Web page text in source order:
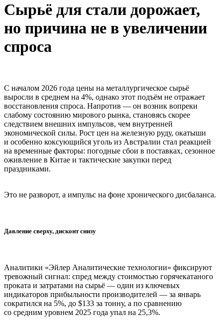
Сырьё для стали дорожает,
но причина не в увеличении
спроса
С началом 2026 года цены на металлургическое сырьё
выросли в среднем на 4%, однако этот подъём не отражает
восстановления спроса. Напротив — он возник вопреки
слабому состоянию мирового рынка, становясь скорее
следствием внешних импульсов, чем внутренней
экономической силы. Рост цен на железную руду, окатыши
и особенно коксующийся уголь из Австралии стал реакцией
на временные факторы: погодные сбои в поставках, сезонное
оживление в Китае и тактические закупки перед
праздниками.
Это не разворот, а импульс на фоне хронического дисбаланса.
Давление сверху, дисконт снизу
Аналитики «Эйлер Аналитические технологии» фиксируют
тревожный сигнал: спред между стоимостью горячекатаного
проката и затратами на сырьё — один из ключевых
индикаторов прибыльности производителей — за январь
сократился на 5%, до $133 за тонну, а по сравнению
со средним уровнем 2025 года упал на 25,3%.